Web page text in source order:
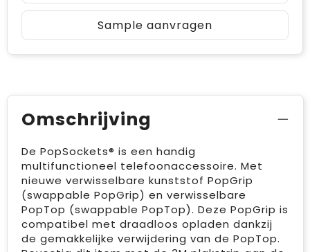
Sample aanvragen
Omschrijving
De PopSockets® is een handig
multifunctioneel telefoonaccessoire. Met
nieuwe verwisselbare kunststof PopGrip
(swappable PopGrip) en verwisselbare
PopTop (swappable PopTop). Deze PopGrip is
compatibel met draadloos opladen dankzij
de gemakkelijke verwijdering van de PopTop.